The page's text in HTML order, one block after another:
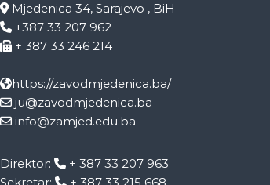
Mjedenica 34, Sarajevo , BiH
+387 33 207 962
+ 387 33 246 214
https://zavodmjedenica.ba/
ju@zavodmjedenica.ba
info@zamjed.edu.ba
Direktor:
+ 387 33 207 963